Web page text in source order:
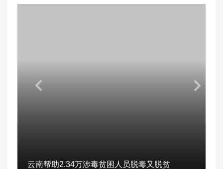
云南帮助2.34万涉毒贫困人员脱毒又脱贫